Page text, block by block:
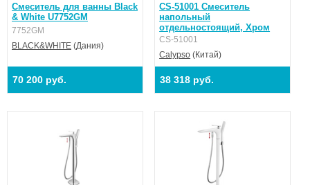
Смеситель для ванны Black
& White U7752GM
7752GM
BLACK&WHITE (Дания)
70 200 руб.
CS-51001 Смеситель
напольный
отдельностоящий, Хром
CS-51001
Calypso (Китай)
38 318 руб.